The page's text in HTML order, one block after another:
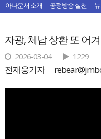
아나운서 소개
공정방송 실천
자광, 체납 상환 또 어
2026-03-04 1229
전재웅기자